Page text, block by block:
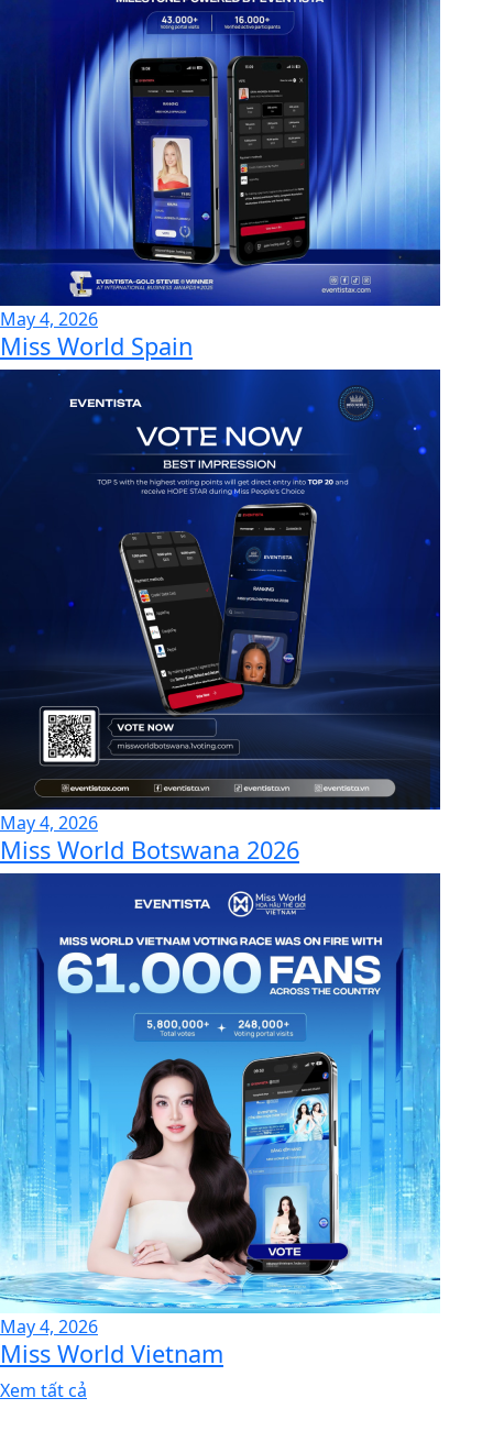
May 4, 2026
Miss World Spain
May 4, 2026
Miss World Botswana 2026
May 4, 2026
Miss World Vietnam
Xem tất cả